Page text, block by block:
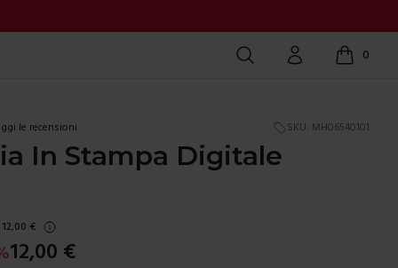
Cerca Account 0
items in
le recensioni SKU: MH06540101
In Stampa Digitale
12,00 €
12,00 €